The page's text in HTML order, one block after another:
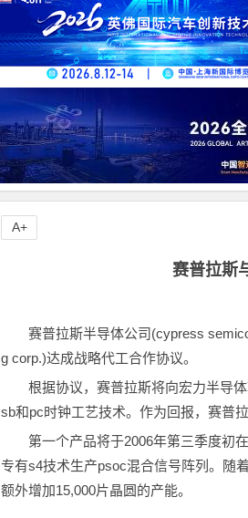
赛普拉斯
赛普拉斯半导体公司(cypress
g corp.)达成战略代工合作协议。
根据协议，赛普拉斯将向宏力半导
sb和pc时钟工艺技术。作为回报，赛普
第一个产品将于2006年第三季度初
专有s4技术生产psoc混合信号阵列。随
额外增加15,000片晶圆的产能。
A+